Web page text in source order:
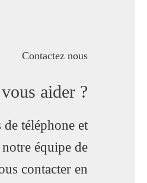
Contactez nous
aider ?
téléphone et
équipe de
contacter en